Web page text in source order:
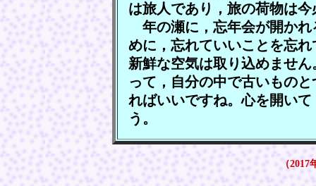
は旅人であり，旅の荷物は
年の瀬に，忘年会が開かれ
めに，忘れていいことを忘
新鮮な空気は取り込めませ
って，自分の中で古いもの
ればいいですね。心を開い
う。
（2017